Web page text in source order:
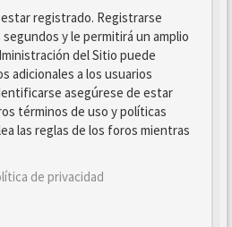
registrado. Registrarse
y le permitirá un amplio
del Sitio puede
adicionales a los usuarios
asegúrese de estar
términos de uso y políticas
las reglas de los foros mientras
de privacidad